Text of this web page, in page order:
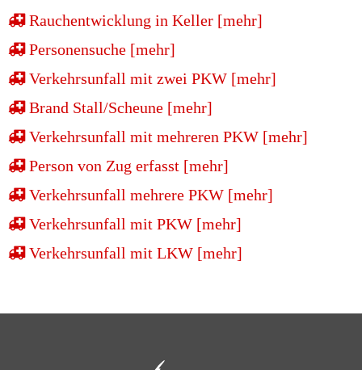
Rauchentwicklung in Keller [mehr]
Personensuche [mehr]
Verkehrsunfall mit zwei PKW [mehr]
Brand Stall/Scheune [mehr]
Verkehrsunfall mit mehreren PKW [mehr]
Person von Zug erfasst [mehr]
Verkehrsunfall mehrere PKW [mehr]
Verkehrsunfall mit PKW [mehr]
Verkehrsunfall mit LKW [mehr]